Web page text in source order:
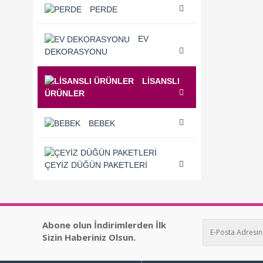
PERDE
EV
DEKORASYONU
LISANSLI
ÜRÜNLER
BEBEK
ÇEYIZ DÜĞÜN PAKETLERI
Abone olun İndirimlerden İlk
Sizin Haberiniz Olsun.